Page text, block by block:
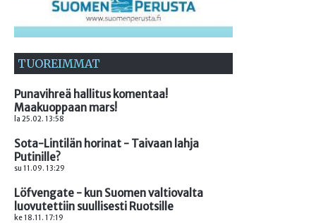
TUOREIMMAT
Punavihreä hallitus komentaa!
Maakuoppaan mars!
la 25.02. 13:58
Sota-Lintilän horinat - Taivaan lahja
Putinille?
su 11.09. 13:29
Löfvengate - kun Suomen valtiovalta
luovutettiin suullisesti Ruotsille
ke 18.11. 17:19